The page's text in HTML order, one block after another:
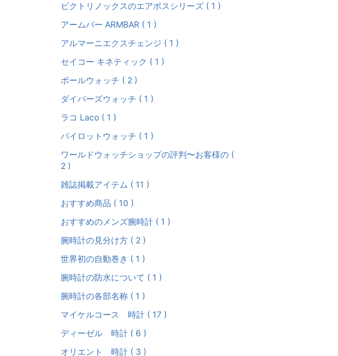
ビクトリノックスのエアボスシリーズ ( 1 )
アームバー ARMBAR ( 1 )
アルマーニエクスチェンジ ( 1 )
セイコー キネティック ( 1 )
ボールウォッチ ( 2 )
ダイバーズウォッチ ( 1 )
ラコ Laco ( 1 )
パイロットウォッチ ( 1 )
ワールドウォッチショップの評判〜お客様の (
2 )
雑誌掲載アイテム ( 11 )
おすすめ商品 ( 10 )
おすすめのメンズ腕時計 ( 1 )
腕時計の見分け方 ( 2 )
世界初の自動巻き ( 1 )
腕時計の防水について ( 1 )
腕時計の各部名称 ( 1 )
マイケルコース 時計 ( 17 )
ディーゼル 時計 ( 6 )
オリエント 時計 ( 3 )